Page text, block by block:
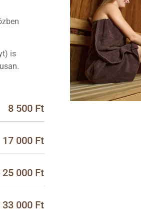
is
8 500 Ft
17 000 Ft
25 000 Ft
33 000 Ft